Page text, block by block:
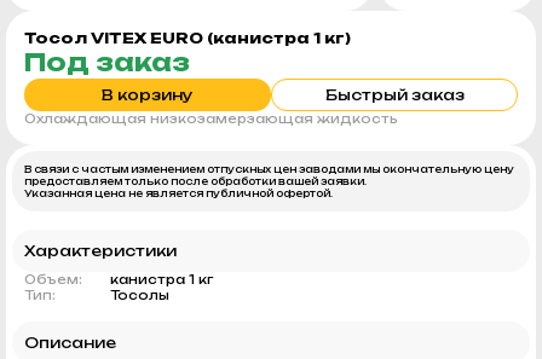
Тосол VITEX EURO (канистра 1 кг)
Под заказ
В корзину Быстрый заказ
Охлаждающая низкозамерзающая жидкость
В связи с частым изменением отпускных цен заводами мы окончательную цену
предоставляем только после обработки вашей заявки.
Указанная цена не является публичной офертой.
Характеристики
Объем:
канистра 1 кг
Тип:
Тосолы
Описание